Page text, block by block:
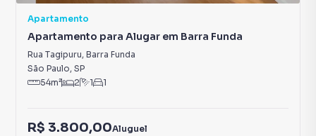
Apartamento
Apartamento para Alugar em Barra Funda
Rua Tagipuru, Barra Funda
São Paulo, SP
54m² 2 1 1
R$ 3.800,00Aluguel